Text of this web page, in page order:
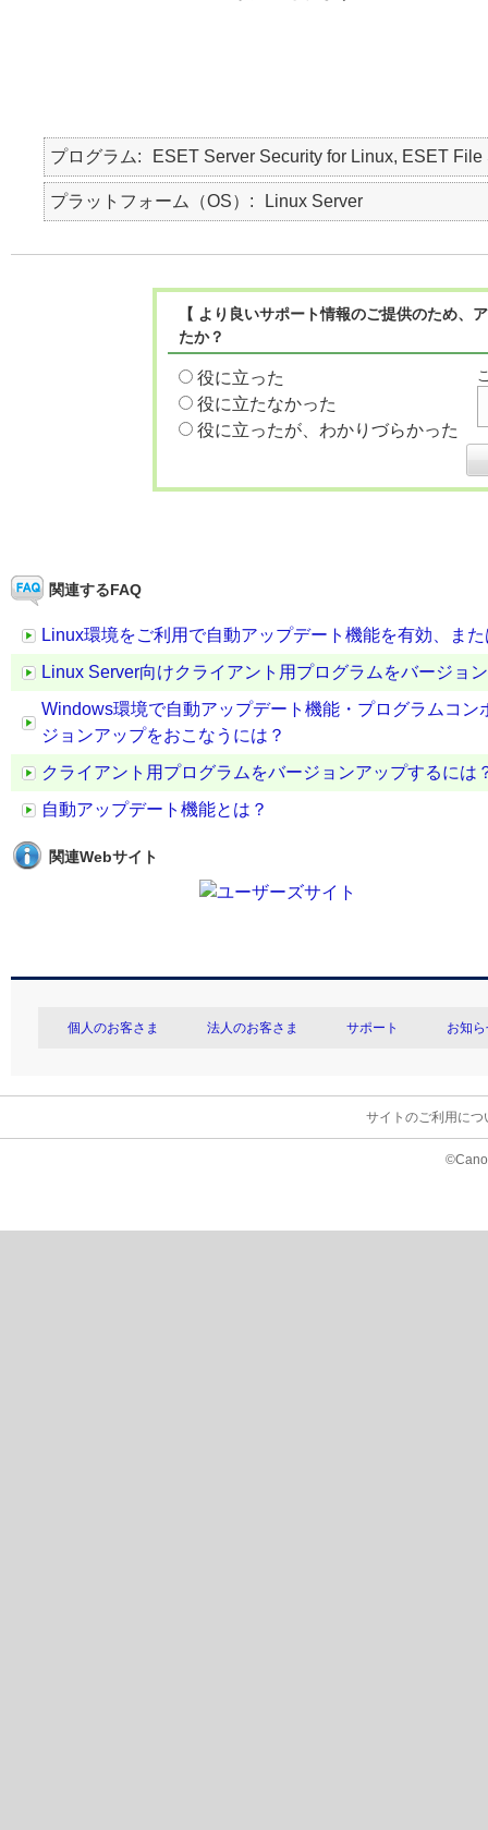
プログラム ESET Server Security for Linux, ESET
プラットフォーム（OS） Linux Server
【 より良いサポート情報のご提供のため
たか？
役に立った
役に立たなかった
役に立ったが、わかりづらかった
関連するFAQ
Linux環境をご利用で自動アップデート機能を有効、ま
Linux Server向けクライアント用プログラムをバージョ
Windows環境で自動アップデート機能・プログラムコ
ジョンアップをおこなうには？
クライアント用プログラムをバージョンアップするには
自動アップデート機能とは？
関連Webサイト
個人のお客さま 法人のお客さま サポート お知
サイトのご利用につ